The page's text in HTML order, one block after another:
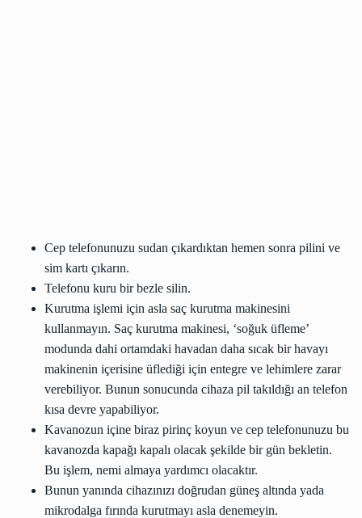
Cep telefonunuzu sudan çıkardıktan hemen sonra pilini ve
sim kartı çıkarın.
Telefonu kuru bir bezle silin.
Kurutma işlemi için asla saç kurutma makinesini
kullanmayın. Saç kurutma makinesi, ‘soğuk üfleme’
modunda dahi ortamdaki havadan daha sıcak bir havayı
makinenin içerisine üflediği için entegre ve lehimlere zarar
verebiliyor. Bunun sonucunda cihaza pil takıldığı an telefon
kısa devre yapabiliyor.
Kavanozun içine biraz pirinç koyun ve cep telefonunuzu bu
kavanozda kapağı kapalı olacak şekilde bir gün bekletin.
Bu işlem, nemi almaya yardımcı olacaktır.
Bunun yanında cihazınızı doğrudan güneş altında yada
mikrodalga fırında kurutmayı asla denemeyin.